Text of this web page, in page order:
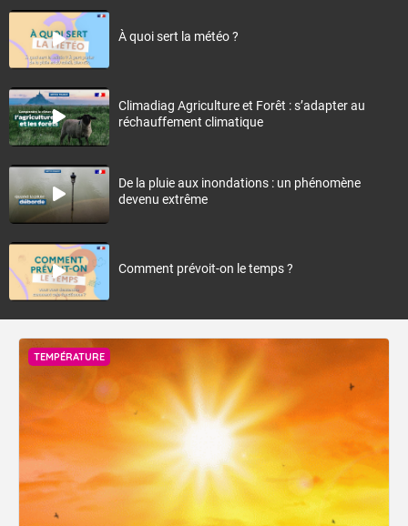
À quoi sert la météo ?
Climadiag Agriculture et Forêt : s’adapter au
réchauffement climatique
De la pluie aux inondations : un phénomène
devenu extrême
Comment prévoit-on le temps ?
TEMPÉRATURE